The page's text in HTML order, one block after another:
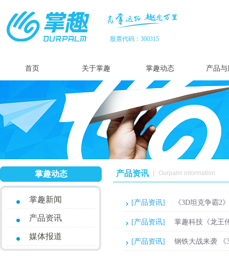
股票代码：300315
首页 关于掌趣 掌趣动态 产品与
掌趣动态
掌趣新闻
产品资讯
媒体报道
产品资讯 Ourpalm information
[产品资讯] 《3D坦克争霸2
[产品资讯] 掌趣科技《龙王
[产品资讯] 钢铁大战来袭 《